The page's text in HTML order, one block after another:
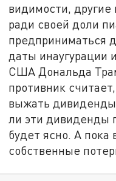
видимости, другие
ради своей доли
предприниматься
даты инаугурации
США Дональда
противник
выжать
ли эти дивиденды
будет ясно. А пока
собственные